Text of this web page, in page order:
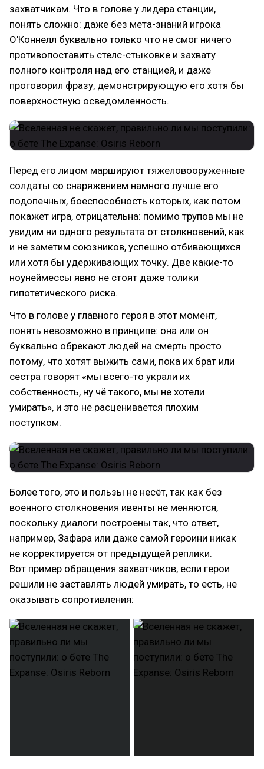
захватчикам. Что в голове у лидера станции,
понять сложно: даже без мета-знаний игрока
О'Коннелл буквально только что не смог ничего
противопоставить стелс-стыковке и захвату
полного контроля над его станцией, и даже
проговорил фразу, демонстрирующую его хотя бы
поверхностную осведомленность.
Перед его лицом маршируют тяжеловооруженные
солдаты со снаряжением намного лучше его
подопечных, боеспособность которых, как потом
покажет игра, отрицательна: помимо трупов мы не
увидим ни одного результата от столкновений, как
и не заметим союзников, успешно отбивающихся
или хотя бы удерживающих точку. Две какие-то
ноунеймессы явно не стоят даже толики
гипотетического риска.
Что в голове у главного героя в этот момент,
понять невозможно в принципе: она или он
буквально обрекают людей на смерть просто
потому, что хотят выжить сами, пока их брат или
сестра говорят «мы всего-то украли их
собственность, ну чё такого, мы не хотели
умирать», и это не расценивается плохим
поступком.
Более того, это и пользы не несёт, так как без
военного столкновения ивенты не меняются,
поскольку диалоги построены так, что ответ,
например, Зафара или даже самой героини никак
не корректируется от предыдущей реплики.
Вот пример обращения захватчиков, если герои
решили не заставлять людей умирать, то есть, не
оказывать сопротивления: